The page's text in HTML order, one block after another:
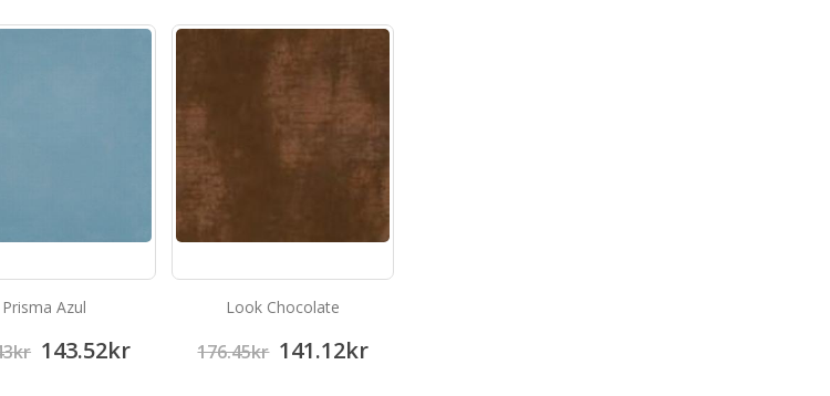
Prisma Azul
kr 143.52kr
Look Chocolate
176.45kr 141.12kr